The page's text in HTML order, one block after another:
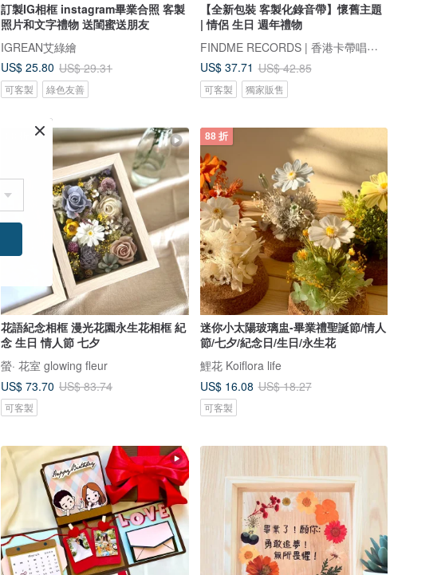
訂製IG相框 instagram畢業合照 客製
照片和文字禮物 送閨蜜送朋友
IGREAN艾綠繪
US$ 25.80 US$ 29.31
可客製 綠色友善
【全新包裝 客製化錄音帶】懷舊主題
| 情侶 生日 週年禮物
FINDME RECORDS | 香港卡帶唱片生活店
US$ 37.71 US$ 42.85
可客製 獨家販售
花語紀念相框 漫光花園永生花相框 紀
念 生日 情人節 七夕
螢· 花室 glowing fleur
US$ 73.70 US$ 83.74
可客製
88 折
迷你小太陽玻璃盅-畢業禮聖誕節/情人
節/七夕/紀念日/生日/永生花
鯉花 Koiflora life
US$ 16.08 US$ 18.27
可客製